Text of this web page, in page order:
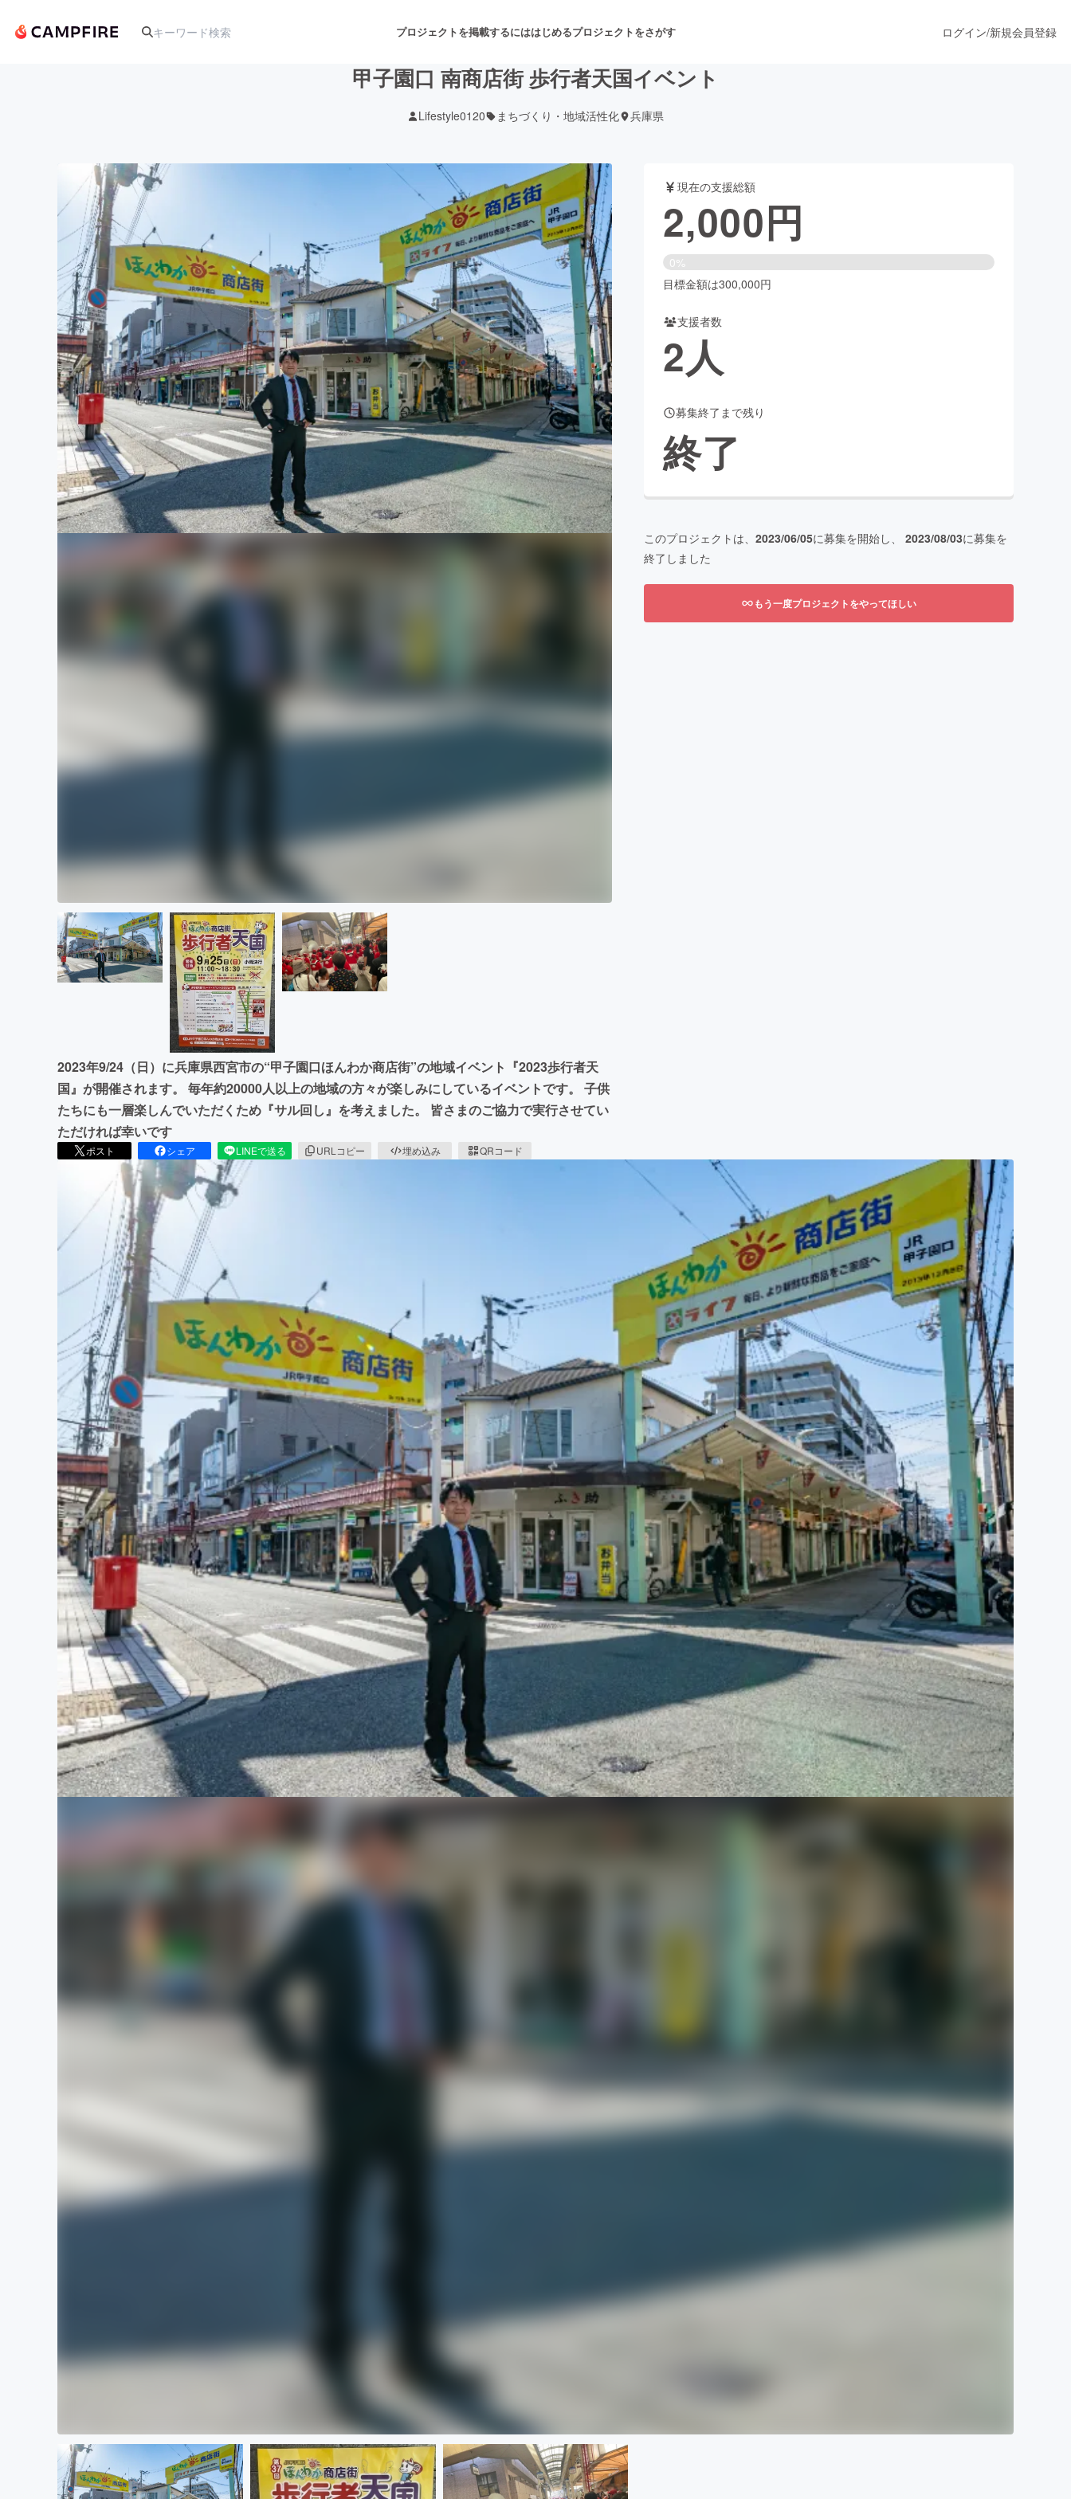
プロジェクトを掲載するにははじめるプロジェクトをさがす
舞台・パフォーマンス
テクノロジー・ガジェット ゲーム・サービス開発 フード・飲食店
映像・映画 書籍・雑誌出版 アニメ・漫画
ビジネス・起業 チャレンジ ビューティー・ヘルスケア
まちづくり・地域活性化
CAMPFIRE for Social GoodCAMPFIRE Creation
CAMPFIREふるさと納税machi-yaコミュニティ
ログイン/新規会員登録
甲子園口 南商店街 歩行者天国イベント
Lifestyle0120 まちづくり・地域活性化 兵庫県
2023年9/24（日）に兵庫県西宮市の“甲子園口ほんわか商店街”の地域イベント『2023歩行者天
国』が開催されます。 毎年約20000人以上の地域の方々が楽しみにしているイベントです。 子供
たちにも一層楽しんでいただくため『サル回し』を考えました。 皆さまのご協力で実行させてい
ただければ幸いです
ポスト シェア LINEで送る URLコピー 埋め込み QRコード
現在の支援総額
2,000円
0%
目標金額は300,000円
支援者数
2人
募集終了まで残り
終了
このプロジェクトは、 2023/06/05に募集を開始し、 2023/08/03に募集を
終了しました
もう一度プロジェクトをやってほしい